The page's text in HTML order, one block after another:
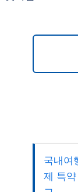
국내여
제 특